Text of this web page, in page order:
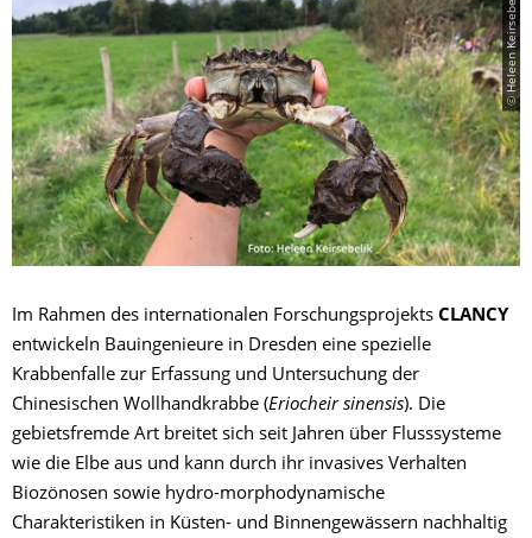
© Heleen Keirsebelik
Im Rahmen des internationalen Forschungsprojekts CLANCY
entwickeln Bauingenieure in Dresden eine spezielle
Krabbenfalle zur Erfassung und Untersuchung der
Chinesischen Wollhandkrabbe (Eriocheir sinensis). Die
gebietsfremde Art breitet sich seit Jahren über Flusssysteme
wie die Elbe aus und kann durch ihr invasives Verhalten
Biozönosen sowie hydro-morphodynamische
Charakteristiken in Küsten- und Binnengewässern nachhaltig